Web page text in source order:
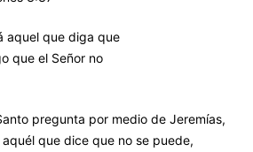
aquel que diga que
que el Señor no
pregunta por medio de Jeremías,
aquél que dice que no se puede,